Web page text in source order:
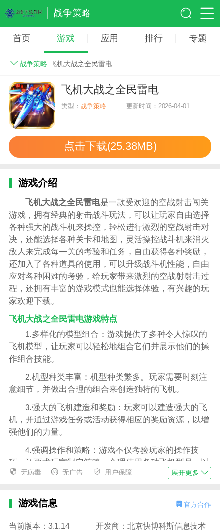
战争策略
首页 游戏 应用 排行 专题
战争策略 飞机大战之全民雷电
飞机大战之全民雷电
类型：战争策略 更新时间：2026-04-01
点击下载(25.38MB)
游戏介绍
飞机大战之全民雷电是一款受欢迎的空战射击闯关
游戏，拥有经典的射击战斗玩法，可以让玩家自由选择
各种强大的战斗机来操控，轻松进行激烈的空战射击对
决，还能选择各种关卡和地图，灵活操控战斗机来消灭
敌人来完成每一关的考验和任务，自由获得各种奖励，
还加入了各种道具的使用，可以升级战斗机性能，自由
应对各种困难的考验，给玩家带来激烈的空战射射击过
程，还拥有丰富的游戏模式也能选择体验，有兴趣的玩
家欢迎下载。
飞机大战之全民雷电游戏特点
1.多样化的模型组合：游戏提供了多种令人惊叹的
飞机模型，让玩家可以轻松地组合它们并展示他们的操
作组合技能。
2.机型种类丰富：机型种类繁多。玩家需要时刻注
意细节，并做出合理的组合来创造独特的飞机。
3.强大的飞机建造和奖励：玩家可以建造强大的飞
机，并通过游戏任务或活动获得相应的奖励资源，以增
强他们的力量。
4.强调操作和策略：游戏不仅考验玩家的操作技
巧，还要求玩家制定策略，合理使用各种飞机型号，以
达到最佳效果。
1.丰富的飞行系统：在游戏中，玩家拥有多种飞行
系统，可以选择不同的飞行模式，体验各种飞行乐趣。
无病毒 无广告 用户保障 展开更多
游戏信息 官方合作
当前版本：3.1.14
开发商：北京快博科斯信息技术